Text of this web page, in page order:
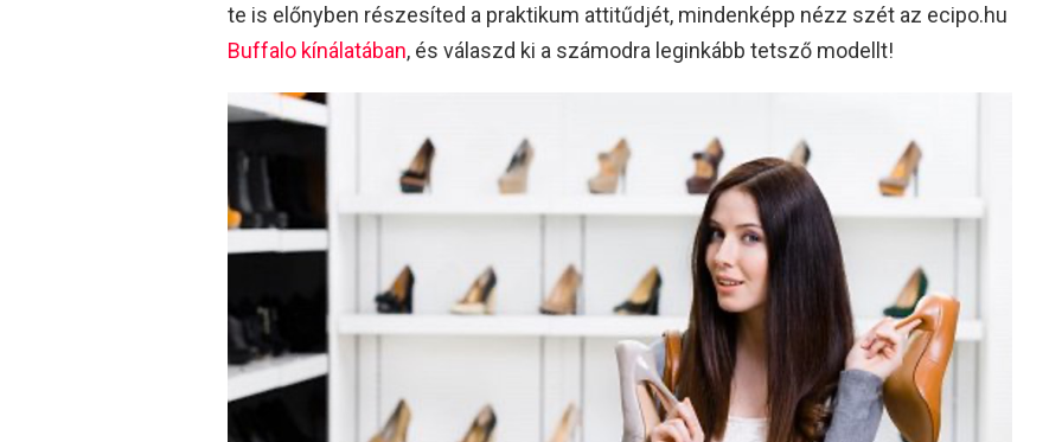
te is előnyben részesíted a praktikum attitűdjét, mindenképp nézz szét az ecipo.hu
Buffalo kínálatában, és válaszd ki a számodra leginkább tetsző modellt!